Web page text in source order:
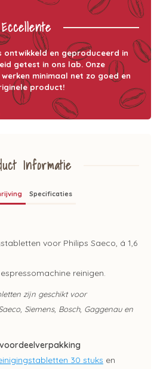
Eccellente
ontwikkeld en geproduceerd in
getest in ons lab. Onze
minimaal net zo goed en
product!
Informatie
Specificaties
voor Philips Saeco, á 1,6
reinigen.
zijn geschikt voor
Siemens, Bosch, Gaggenau en
30 stuks en